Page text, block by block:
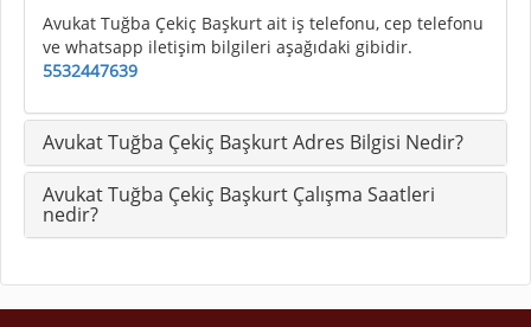
Avukat Tuğba Çekiç Başkurt ait iş telefonu, cep telefonu
ve whatsapp iletişim bilgileri aşağıdaki gibidir.
5532447639
Avukat Tuğba Çekiç Başkurt Adres Bilgisi Nedir?
Avukat Tuğba Çekiç Başkurt Çalışma Saatleri
nedir?